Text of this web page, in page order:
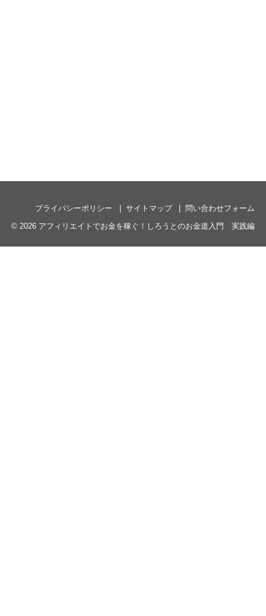
プライバシーポリシー サイトマップ
問い合わせフォーム
© 2026 アフィリエイトでお金を稼ぐ！しろうとのお金道入門 実践編